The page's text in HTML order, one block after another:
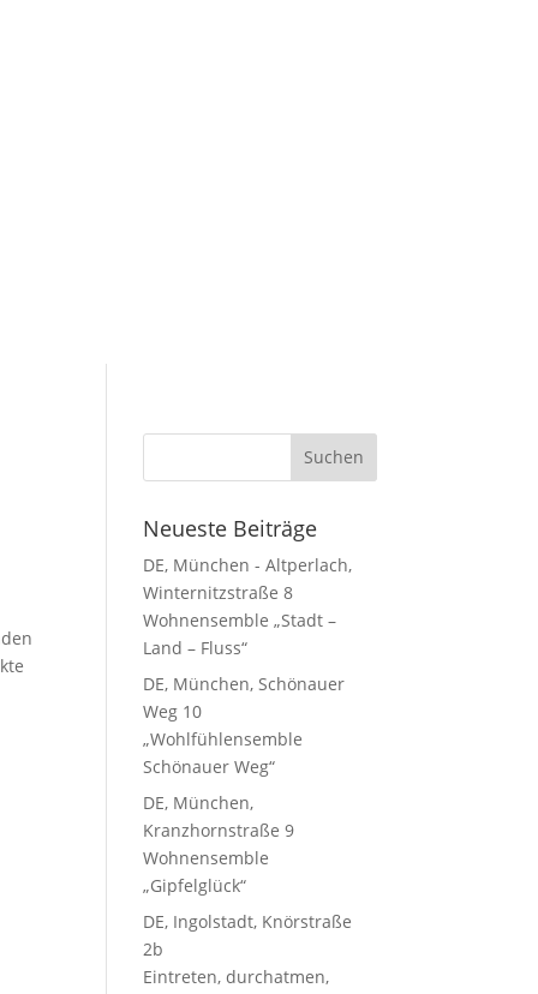
Neueste Beiträge
DE, München - Altperlach,
Winternitzstraße 8
Wohnensemble „Stadt –
Land – Fluss“
DE, München, Schönauer
Weg 10
„Wohlfühlensemble
Schönauer Weg“
DE, München,
Kranzhornstraße 9
Wohnensemble
„Gipfelglück“
DE, Ingolstadt, Knörstraße
2b
Eintreten, durchatmen,